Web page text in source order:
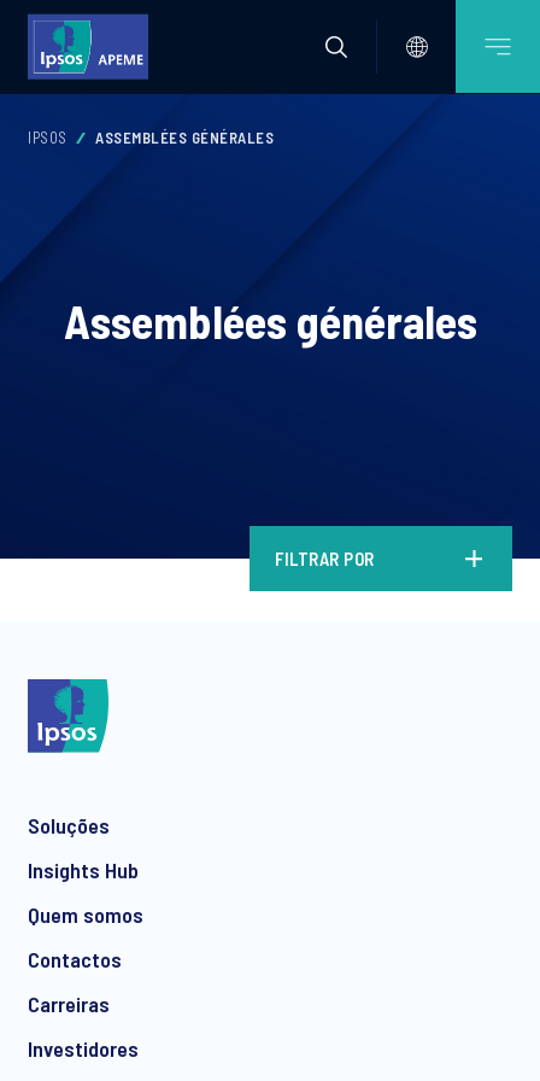
IPSOS ASSEMBLÉES GÉNÉRALES
Assemblées générales
FILTRAR POR
Soluções
Insights Hub
Quem somos
Contactos
Carreiras
Investidores